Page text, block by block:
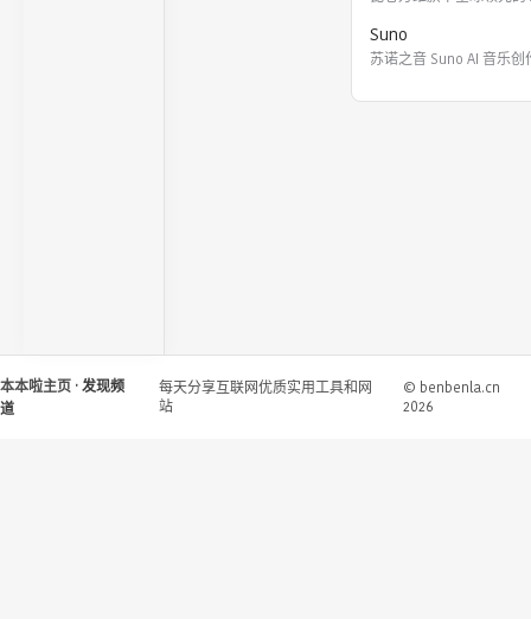
Suno
本本啦主页 · 发现频
道
每天分享互联网优质实用工具和网
站
© benbenla.cn
2026